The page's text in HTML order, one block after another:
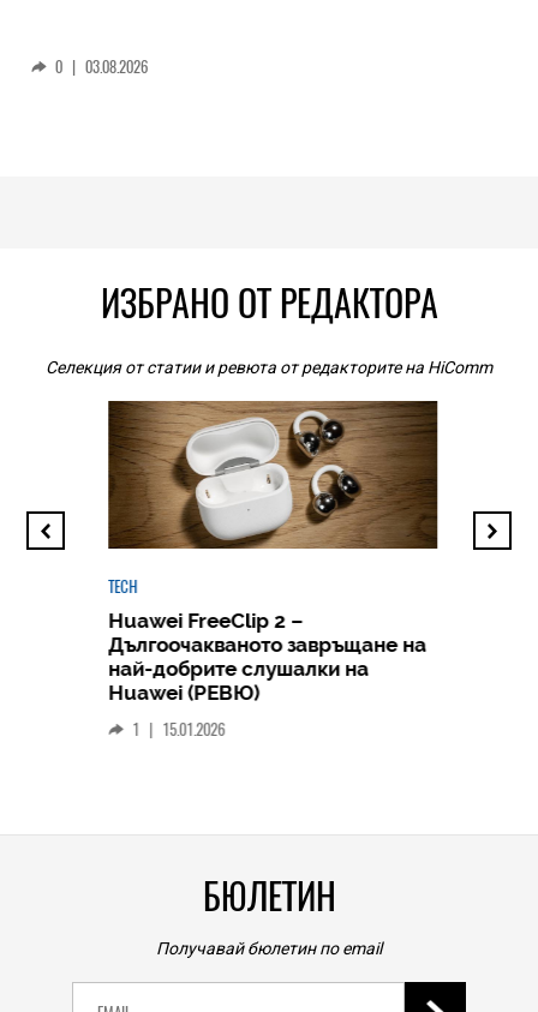
0 | 03.08.2026
ИЗБРАНО ОТ РЕДАКТОРА
Селекция от статии и ревюта от редакторите на HiComm
TECH
Huawei FreeClip 2 –
Дългоочакваното завръщане на
най-добрите слушалки на
Huawei (РЕВЮ)
1 15.01.2026
БЮЛЕТИН
Получавай бюлетин по email